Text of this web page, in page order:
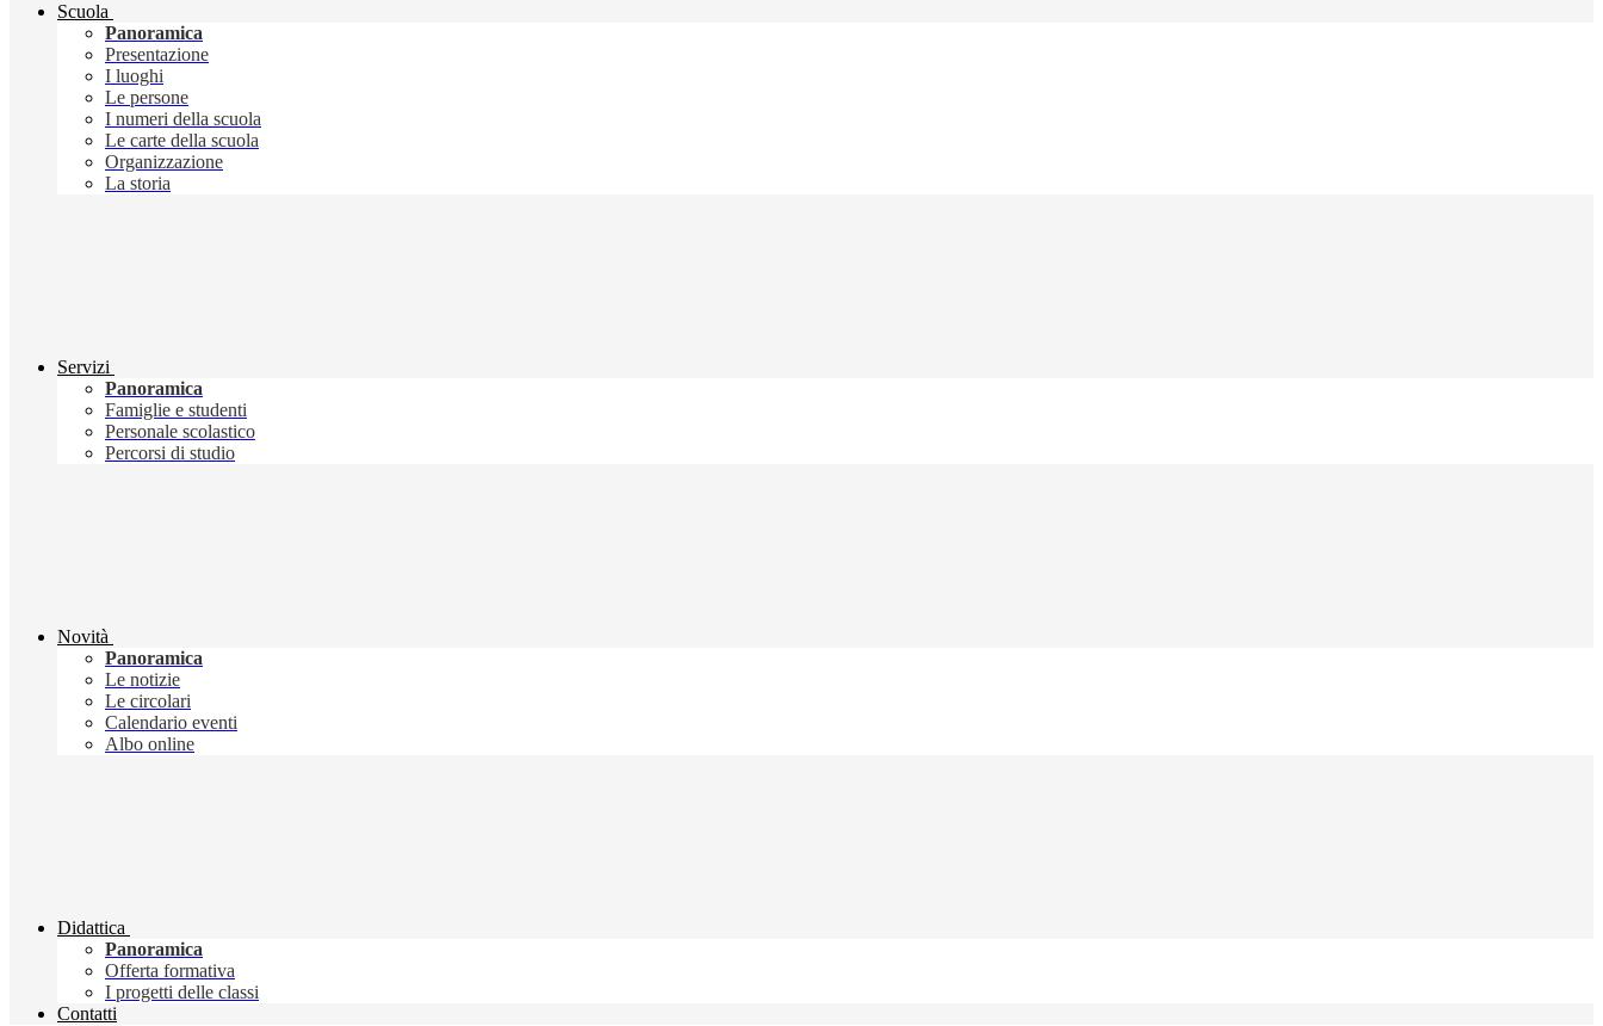
Scuola
Panoramica
Presentazione
I luoghi
Le persone
I numeri della scuola
Le carte della scuola
Organizzazione
La storia
Servizi
Panoramica
Famiglie e studenti
Personale scolastico
Percorsi di studio
Novità
Panoramica
Le notizie
Le circolari
Calendario eventi
Albo online
Didattica
Panoramica
Offerta formativa
I progetti delle classi
Contatti